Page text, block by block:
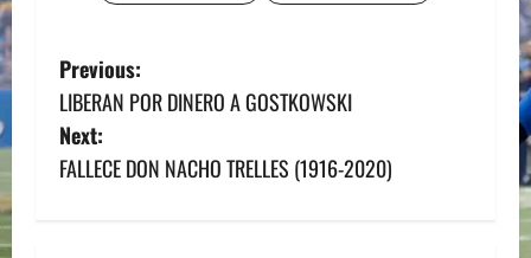
P
o
s
Previous:
LIBERAN POR DINERO A GOSTKOWSKI
Next:
FALLECE DON NACHO TRELLES (1916-2020)